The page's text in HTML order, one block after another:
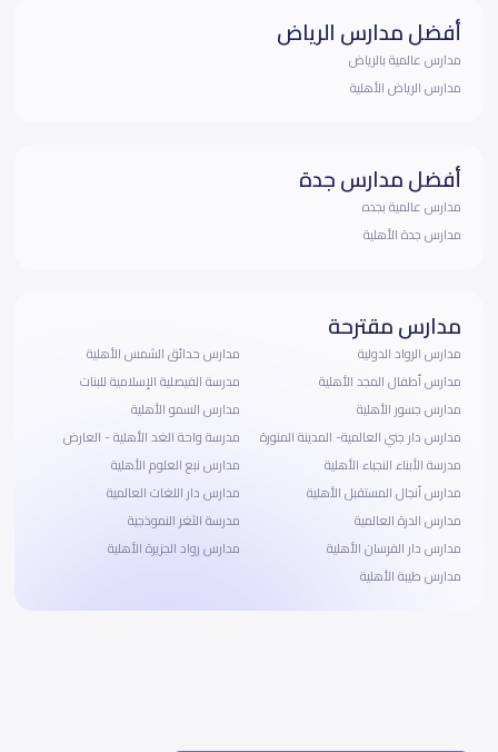
أفضل مدارس الرياض
مدارس عالمية بالرياض
مدارس الرياض الأهلية
أفضل مدارس جدة
مدارس عالمية بجده
مدارس جدة الأهلية
مدارس مقترحة
مدارس الرواد الدولية
مدارس أطفال المجد الأهلية
مدارس جسور الأهلية
مدارس دار جني العالمية- المدينة المنورة
مدرسة الأبناء النجباء الأهلية
مدارس أنجال المستقبل الأهلية
مدارس الدرة العالمية
مدارس دار الفرسان الأهلية
مدارس طيبة الأهلية
مدارس حدائق الشمس الأهلية
مدرسة الفيصلية الإسلامية للبنات
مدارس السمو الأهلية
مدرسة واحة الغد الأهلية - العارض
مدارس نبع العلوم الأهلية
مدارس دار اللغات العالمية
مدرسة الثغر النموذجية
مدارس رواد الجزيرة الأهلية